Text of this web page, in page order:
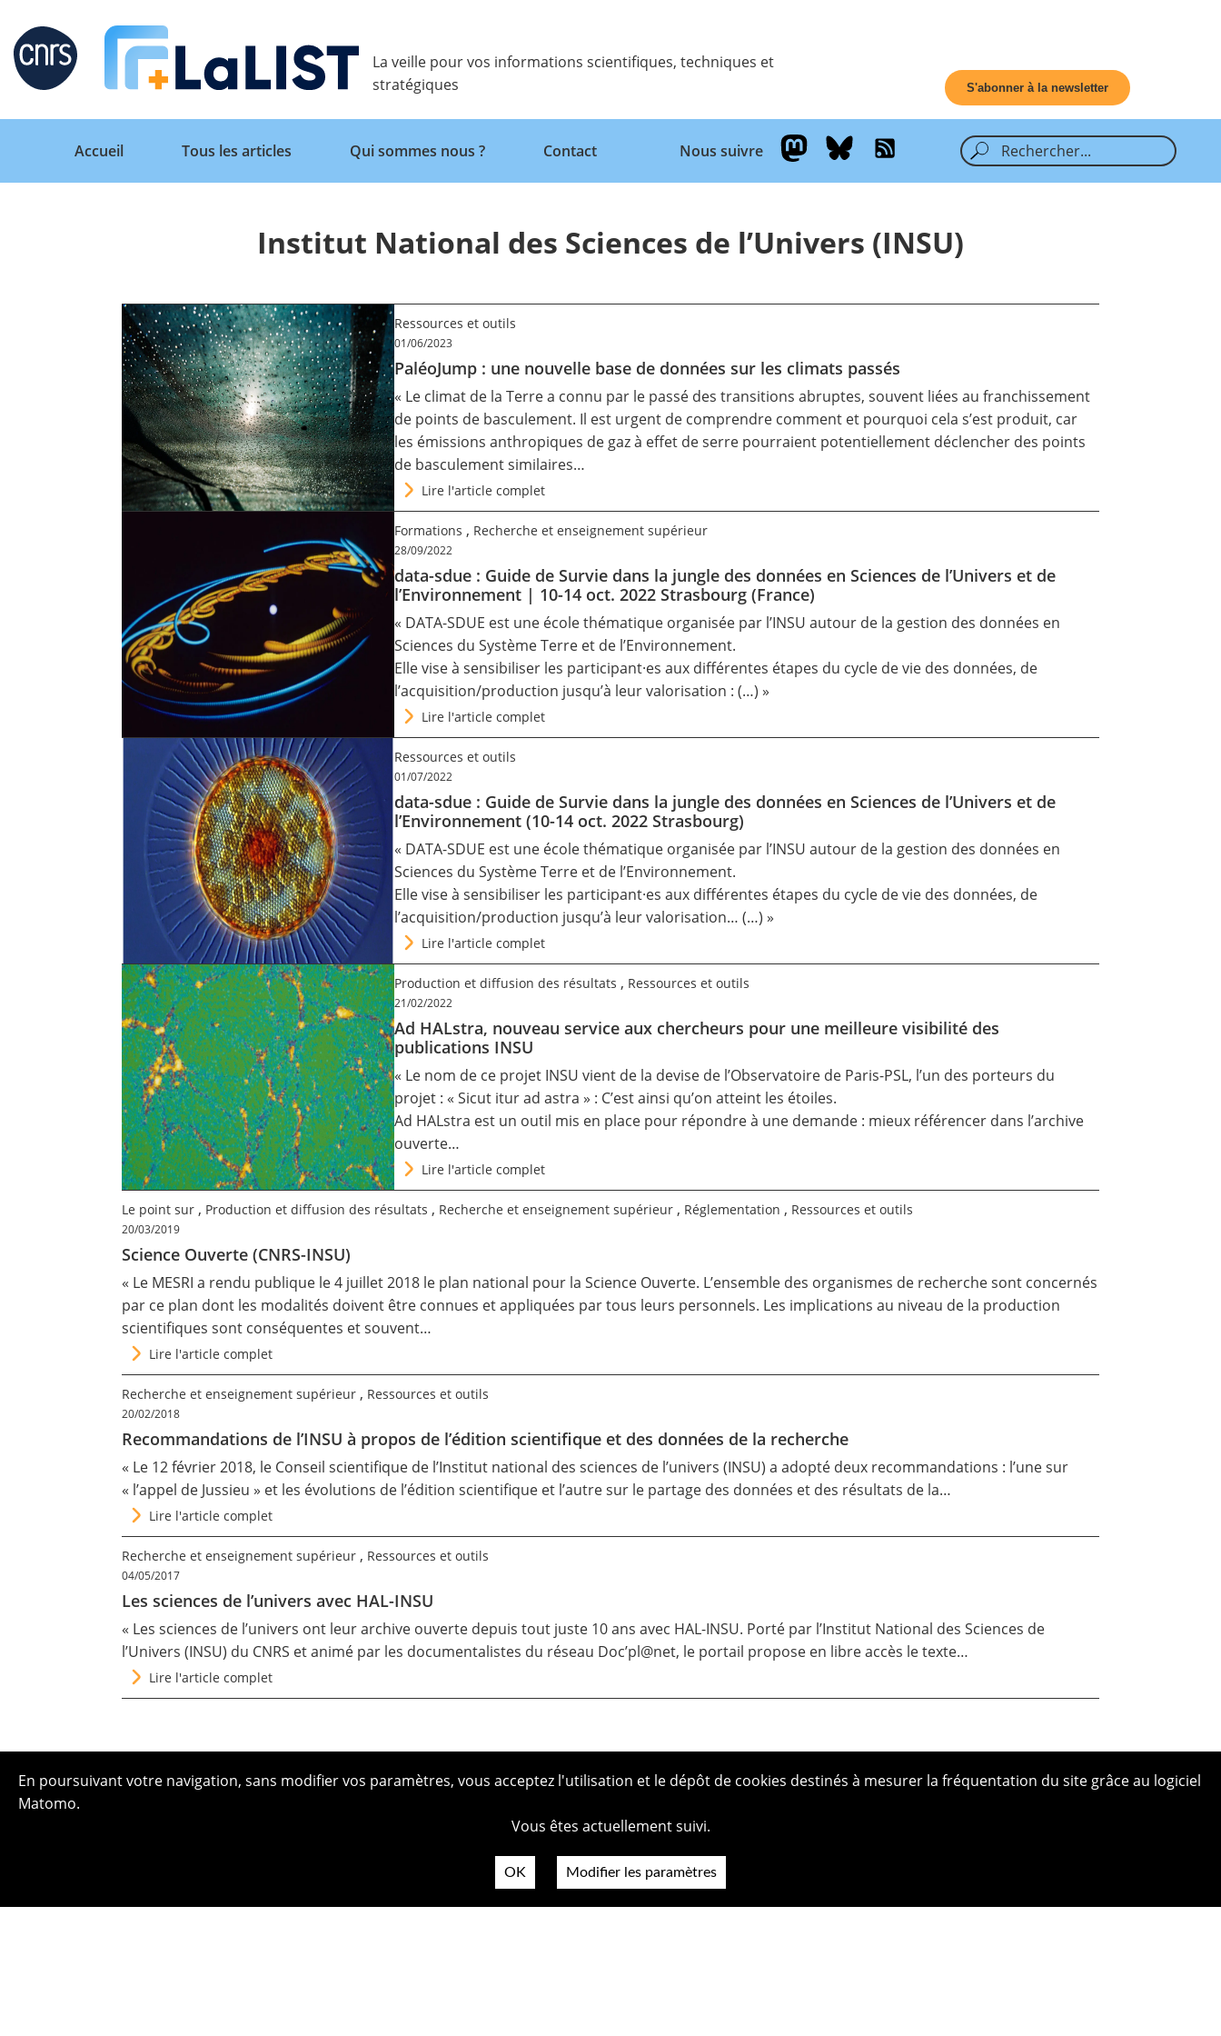
Retour
Tous les articles
Qui sommes nous ?
La veille pour vos informations scientifiques, techniques et
stratégiques
S'abonner à la newsletter
Accueil Tous les articles Qui sommes nous ? Contact Nous suivre
Institut National des Sciences de l’Univers (INSU)
Ressources et outils
01/06/2023
PaléoJump : une nouvelle base de données sur les climats passés
« Le climat de la Terre a connu par le passé des transitions abruptes, souvent liées au franchissement
de points de basculement. Il est urgent de comprendre comment et pourquoi cela s’est produit, car
les émissions anthropiques de gaz à effet de serre pourraient potentiellement déclencher des points
de basculement similaires…
Lire l'article complet
Formations , Recherche et enseignement supérieur
28/09/2022
data-sdue : Guide de Survie dans la jungle des données en Sciences de l’Univers et de
l’Environnement | 10-14 oct. 2022 Strasbourg (France)
« DATA-SDUE est une école thématique organisée par l’INSU autour de la gestion des données en
Sciences du Système Terre et de l’Environnement.
Elle vise à sensibiliser les participant·es aux différentes étapes du cycle de vie des données, de
l’acquisition/production jusqu’à leur valorisation : (…) »
Lire l'article complet
Ressources et outils
01/07/2022
data-sdue : Guide de Survie dans la jungle des données en Sciences de l’Univers et de
l’Environnement (10-14 oct. 2022 Strasbourg)
« DATA-SDUE est une école thématique organisée par l’INSU autour de la gestion des données en
Sciences du Système Terre et de l’Environnement.
Elle vise à sensibiliser les participant·es aux différentes étapes du cycle de vie des données, de
l’acquisition/production jusqu’à leur valorisation… (…) »
Lire l'article complet
Production et diffusion des résultats , Ressources et outils
21/02/2022
Ad HALstra, nouveau service aux chercheurs pour une meilleure visibilité des
publications INSU
« Le nom de ce projet INSU vient de la devise de l’Observatoire de Paris-PSL, l’un des porteurs du
projet : « Sicut itur ad astra » : C’est ainsi qu’on atteint les étoiles.
Ad HALstra est un outil mis en place pour répondre à une demande : mieux référencer dans l’archive
ouverte…
Lire l'article complet
Le point sur , Production et diffusion des résultats , Recherche et enseignement supérieur , Réglementation , Ressources et outils
20/03/2019
Science Ouverte (CNRS-INSU)
« Le MESRI a rendu publique le 4 juillet 2018 le plan national pour la Science Ouverte. L’ensemble des organismes de recherche sont concernés
par ce plan dont les modalités doivent être connues et appliquées par tous leurs personnels. Les implications au niveau de la production
scientifiques sont conséquentes et souvent…
Lire l'article complet
Recherche et enseignement supérieur , Ressources et outils
20/02/2018
Recommandations de l’INSU à propos de l’édition scientifique et des données de la recherche
« Le 12 février 2018, le Conseil scientifique de l’Institut national des sciences de l’univers (INSU) a adopté deux recommandations : l’une sur
« l’appel de Jussieu » et les évolutions de l’édition scientifique et l’autre sur le partage des données et des résultats de la…
Lire l'article complet
Recherche et enseignement supérieur , Ressources et outils
04/05/2017
Les sciences de l’univers avec HAL-INSU
« Les sciences de l’univers ont leur archive ouverte depuis tout juste 10 ans avec HAL-INSU. Porté par l’Institut National des Sciences de
l’Univers (INSU) du CNRS et animé par les documentalistes du réseau Doc’pl@net, le portail propose en libre accès le texte…
Lire l'article complet
En poursuivant votre navigation, sans modifier vos paramètres, vous acceptez l'utilisation et le dépôt de cookies destinés à mesurer la fréquentation du site grâce au logiciel
Matomo.
Vous êtes actuellement suivi.
OK Modifier les paramètres